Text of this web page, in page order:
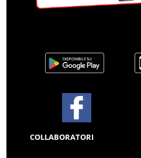
COLLABORATORI